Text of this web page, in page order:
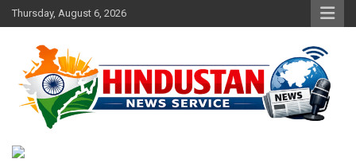
Skip
to
Thursday, August 6, 2026
Hindustan News Service